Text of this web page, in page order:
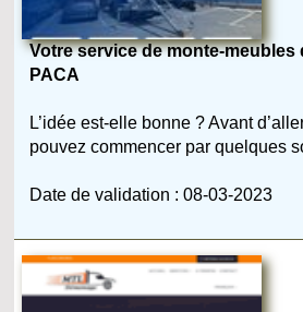
Votre service de monte-meubles
PACA
L’idée est-elle bonne ? Avant
pouvez commencer par quelques
Date de validation : 08-03-2023